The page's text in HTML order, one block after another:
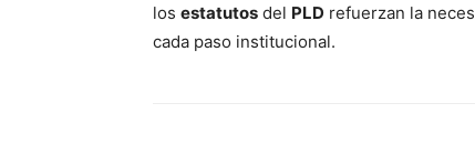
los estatutos del PLD refuerzan la
cada paso institucional.